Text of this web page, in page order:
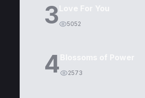
3 5052
4 2573